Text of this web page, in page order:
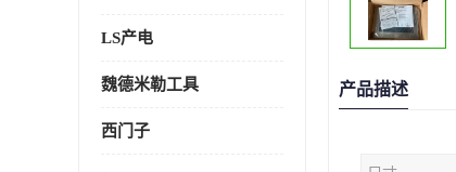
LS产电
魏德米勒工具
西门子
产品描述